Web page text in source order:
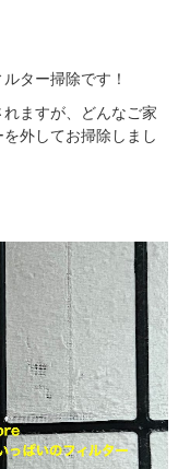
ター掃除です！
ますが、どんなご家
外してお掃除しまし